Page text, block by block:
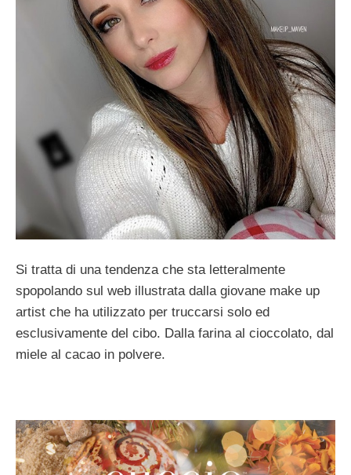
Si tratta di una tendenza che sta letteralmente
spopolando sul web illustrata dalla giovane make up
artist che ha utilizzato per truccarsi solo ed
esclusivamente del cibo. Dalla farina al cioccolato, dal
miele al cacao in polvere.